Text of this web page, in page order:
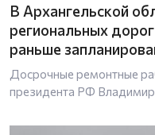
В Архангельской
региональных
раньше
Досрочные ремонтные
президента РФ